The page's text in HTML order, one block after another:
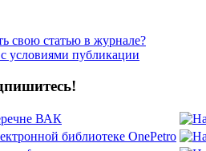
свою статью в журнале?
условиями публикации